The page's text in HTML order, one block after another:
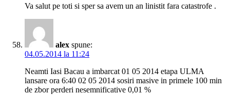
Va salut pe toti si sper sa avem un an linistit fara catastrofe .
alex spune:
04.05.2014 la 11:24
Neamti Iasi Bacau a imbarcat 01 05 2014 etapa ULMA
lansare ora 6:40 02 05 2014 sosiri masive in primele 100 min
de zbor perderi nesemnificative 0,01 %